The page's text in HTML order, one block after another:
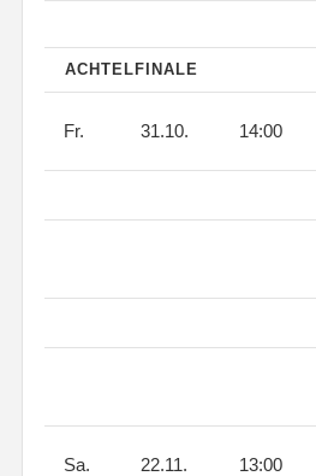
ACHTELFINALE
Fr. 31.10. 14:00
Sa. 22.11. 13:00